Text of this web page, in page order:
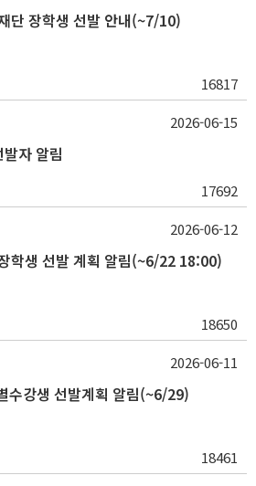
단 장학생 선발 안내(~7/10)
16817
자 알림
17692
2026-06-15
학생 선발 계획 알림(~6/22 18:00)
18650
2026-06-12
수강생 선발계획 알림(~6/29)
18461
2026-06-11